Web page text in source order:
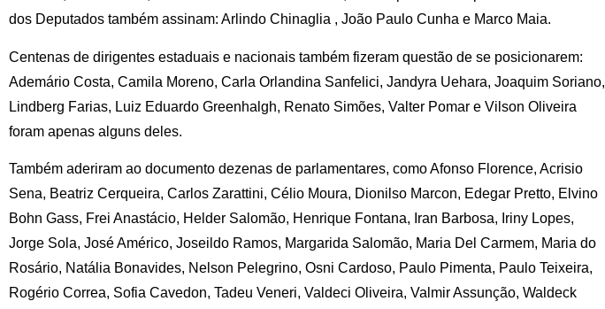
dos Deputados também assinam: Arlindo Chinaglia , João Paulo Cunha e Marco Maia.
Centenas de dirigentes estaduais e nacionais também fizeram questão de se posicionarem:
Ademário Costa, Camila Moreno, Carla Orlandina Sanfelici, Jandyra Uehara, Joaquim Soriano,
Lindberg Farias, Luiz Eduardo Greenhalgh, Renato Simões, Valter Pomar e Vilson Oliveira
foram apenas alguns deles.
Também aderiram ao documento dezenas de parlamentares, como Afonso Florence, Acrisio
Sena, Beatriz Cerqueira, Carlos Zarattini, Célio Moura, Dionilso Marcon, Edegar Pretto, Elvino
Bohn Gass, Frei Anastácio, Helder Salomão, Henrique Fontana, Iran Barbosa, Iriny Lopes,
Jorge Sola, José Américo, Joseildo Ramos, Margarida Salomão, Maria Del Carmem, Maria do
Rosário, Natália Bonavides, Nelson Pelegrino, Osni Cardoso, Paulo Pimenta, Paulo Teixeira,
Rogério Correa, Sofia Cavedon, Tadeu Veneri, Valdeci Oliveira, Valmir Assunção, Waldeck